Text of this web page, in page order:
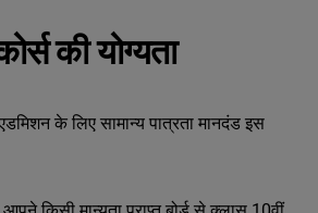
की योग्यता
के लिए सामान्य पात्रता मानदंड इस